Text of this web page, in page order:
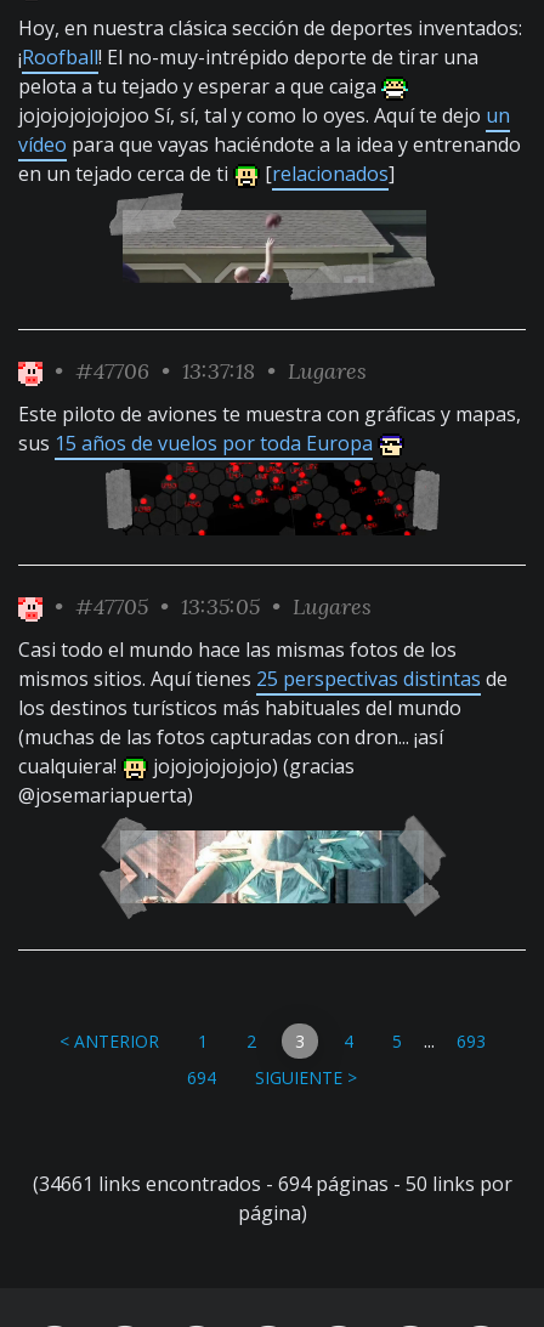
Hoy, en nuestra clásica sección de deportes inventados:
¡Roofball! El no-muy-intrépido deporte de tirar una
pelota a tu tejado y esperar a que caiga
jojojojojojojoo Sí, sí, tal y como lo oyes. Aquí te dejo un
vídeo para que vayas haciéndote a la idea y entrenando
en un tejado cerca de ti
[relacionados]
• #47706 • 13:37:18 • Lugares
Este piloto de aviones te muestra con gráficas y mapas,
sus 15 años de vuelos por toda Europa
• #47705 • 13:35:05 • Lugares
Casi todo el mundo hace las mismas fotos de los
mismos sitios. Aquí tienes 25 perspectivas distintas de
los destinos turísticos más habituales del mundo
(muchas de las fotos capturadas con dron... ¡así
cualquiera!
jojojojojojojo) (gracias
@josemariapuerta)
< ANTERIOR 1 2 3 4 5 ...
693
694
SIGUIENTE >
(34661 links encontrados - 694 páginas - 50 links por
página)